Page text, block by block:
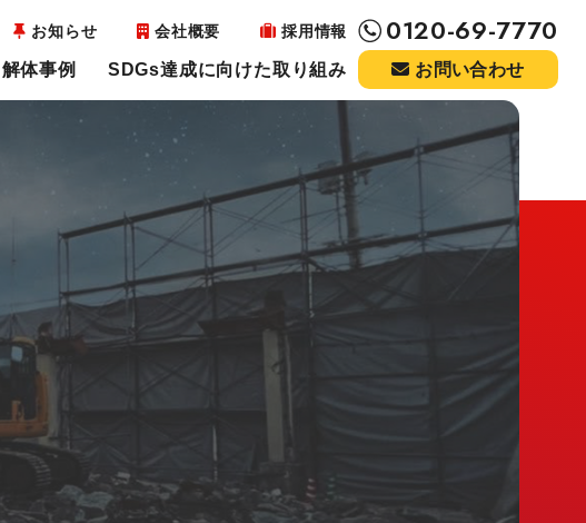
お知らせ 会社概要 採用情報
解体事例 SDGs達成に向けた取り組み
0120-69-7770
お問い合わせ